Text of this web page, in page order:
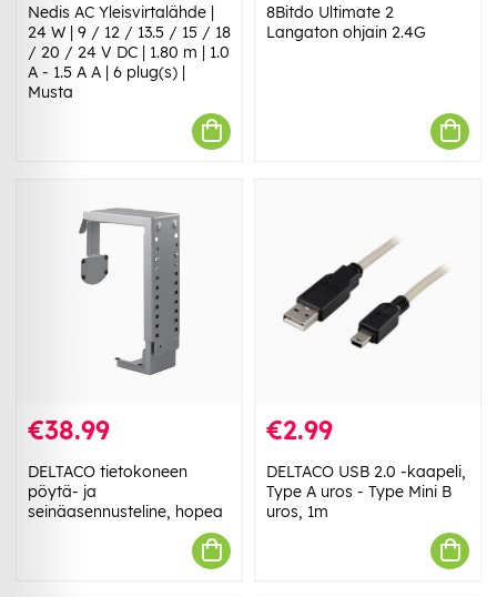
Nedis AC Yleisvirtalähde |
24 W | 9 / 12 / 13.5 / 15 / 18
/ 20 / 24 V DC | 1.80 m | 1.0
A - 1.5 A A | 6 plug(s) |
Musta
8Bitdo Ultimate 2
Langaton ohjain 2.4G
€38.99
DELTACO tietokoneen
pöytä- ja
seinäasennusteline, hopea
€2.99
DELTACO USB 2.0 -kaapeli,
Type A uros - Type Mini B
uros, 1m